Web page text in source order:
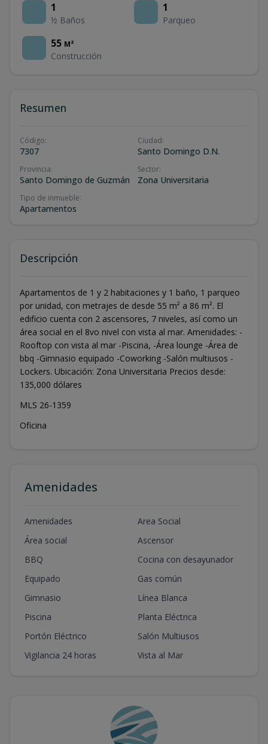
1
½ Baños
1
Parqueo
55 M²
Construcción
Resumen
Código:
7307
Ciudad:
Santo Domingo D.N.
Provincia:
Santo Domingo de Guzmán
Sector:
Zona Universitaria
Tipo de inmueble:
Apartamentos
Descripción
Apartamentos de 1 y 2 habitaciones y 1 baño, 1 parqueo
por unidad, con metrajes de desde 55 m² a 86 m². El
edificio cuenta con 2 ascensores, 7 niveles, así como un
área social en el 8vo nivel con vista al mar. Amenidades: -
Rooftop con vista al mar -Piscina, -Área lounge -Área de
bbq -Gimnasio equipado -Coworking -Salón multiusos -
Lockers. Ubicación: Zona Universitaria Precios desde:
135,000 dólares
MLS 26-1359
Oficina
Amenidades
Amenidades
Area Social
Área social
Ascensor
BBQ
Cocina con desayunador
Equipado
Gas común
Gimnasio
Línea Blanca
Piscina
Planta Eléctrica
Portón Eléctrico
Salón Multiusos
Vigilancia 24 horas
Vista al Mar